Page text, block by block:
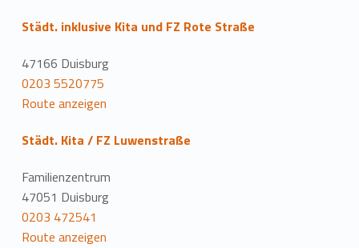
Städt. inklusive Kita und FZ Rote Straße
47166 Duisburg
0203 5520775
Route anzeigen
Städt. Kita / FZ Luwenstraße
Familienzentrum
47051 Duisburg
0203 472541
Route anzeigen